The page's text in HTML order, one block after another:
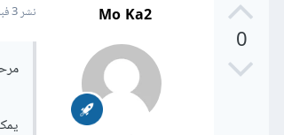
0
Mo Ka2 نشر3 فبراير 2021